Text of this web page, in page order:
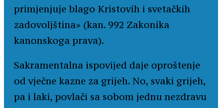
primjenjuje blago Kristovih i svetačkih
zadovoljština» (kan. 992 Zakonika
kanonskoga prava).
Sakramentalna ispovijed daje oproštenje
od vječne kazne za grijeh. No, svaki grijeh,
pa i laki, povlači sa sobom jednu nezdravu